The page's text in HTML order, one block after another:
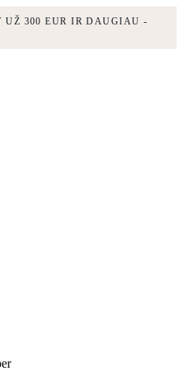
UŽ 300 EUR IR DAUGIAU -